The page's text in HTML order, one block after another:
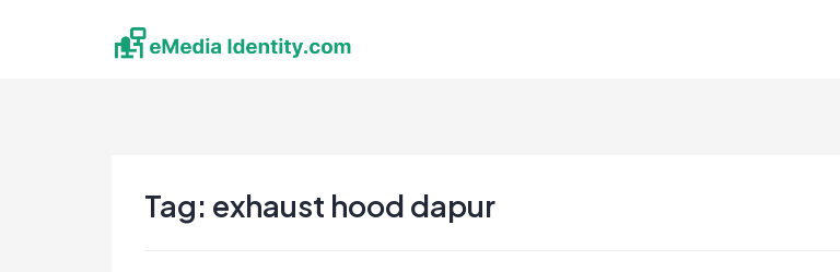
Tag: exhaust hood dapur